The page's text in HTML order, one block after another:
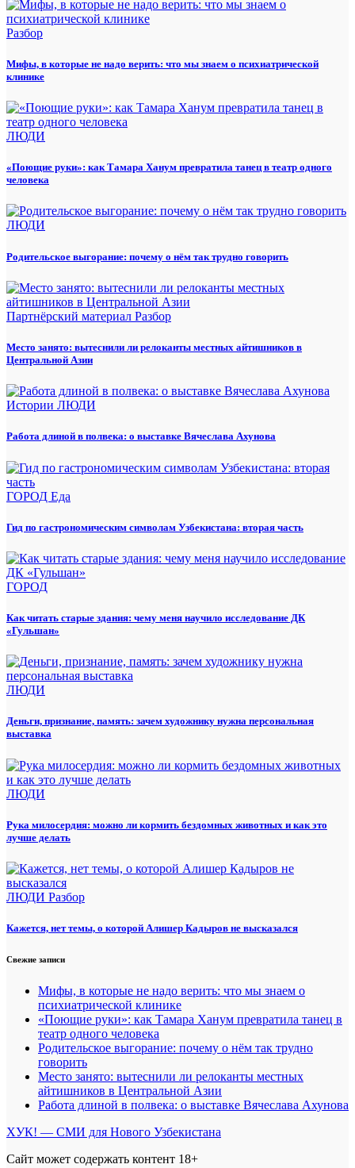
Разбор
Мифы, в которые не надо верить: что мы знаем о психиатрической
клинике
ЛЮДИ
«Поющие руки»: как Тамара Ханум превратила танец в театр одного
человека
ЛЮДИ
Родительское выгорание: почему о нём так трудно говорить
Партнёрский материал Разбор
Место занято: вытеснили ли релоканты местных айтишников в
Центральной Азии
Истории ЛЮДИ
Работа длиной в полвека: о выставке Вячеслава Ахунова
ГОРОД Еда
Гид по гастрономическим символам Узбекистана: вторая часть
ГОРОД
Как читать старые здания: чему меня научило исследование ДК
«Гульшан»
ЛЮДИ
Деньги, признание, память: зачем художнику нужна персональная
выставка
ЛЮДИ
Рука милосердия: можно ли кормить бездомных животных и как это
лучше делать
ЛЮДИ Разбор
Кажется, нет темы, о которой Алишер Кадыров не высказался
Свежие записи
Мифы, в которые не надо верить: что мы знаем о
психиатрической клинике
«Поющие руки»: как Тамара Ханум превратила танец в
театр одного человека
Родительское выгорание: почему о нём так трудно
говорить
Место занято: вытеснили ли релоканты местных
айтишников в Центральной Азии
Работа длиной в полвека: о выставке Вячеслава Ахунова
ХУК! — СМИ для Нового Узбекистана
Сайт может содержать контент 18+